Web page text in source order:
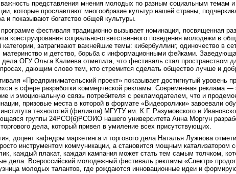
представления мнения молодых по разным социальным темам и
которые прославляют многообразие культур нашей страны,
и показывают богатство общей культуры.
фестиваля традиционно вызывает номинация, посвященная
конструирования социально-ответственного поведения молодежи в
затрагивают важнейшие темы: кибербуллинг, одиночество в
и детство, борьба с информационными фейками.
дела ОГУ Ольга Калиева отметила, что фестиваль стал пространством
дающим слово тем, кто стремится сделать общество лучше и
«Предпринимательский проект» показывает достигнутый уровень
в сфере разработки коммерческой рекламы. Современная реклама —
и эмоциональную связь потребителя с рекламодателем, что и
призовые места в которой в формате «Видеоролики» завоевали
института технологий (филиала) МГУТУ им. К.Г. Разумовского и
группы 24РСО(б)РСОИО нашего университета Анна Моргун
дела, который привел в умиление всех присутствующих.
доцент кафедры маркетинга и торгового дела Наталья Лужнова
инструментом коммуникации, а становится мощным катализатором
каждый плакат, каждая кампания может стать тем самым толчком,
дела. Всероссийский молодежный фестиваль рекламы «Спектр»
молодых талантов, где рождаются инновационные идеи и